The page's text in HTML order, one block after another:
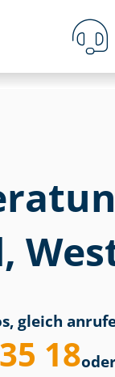
gleich
18